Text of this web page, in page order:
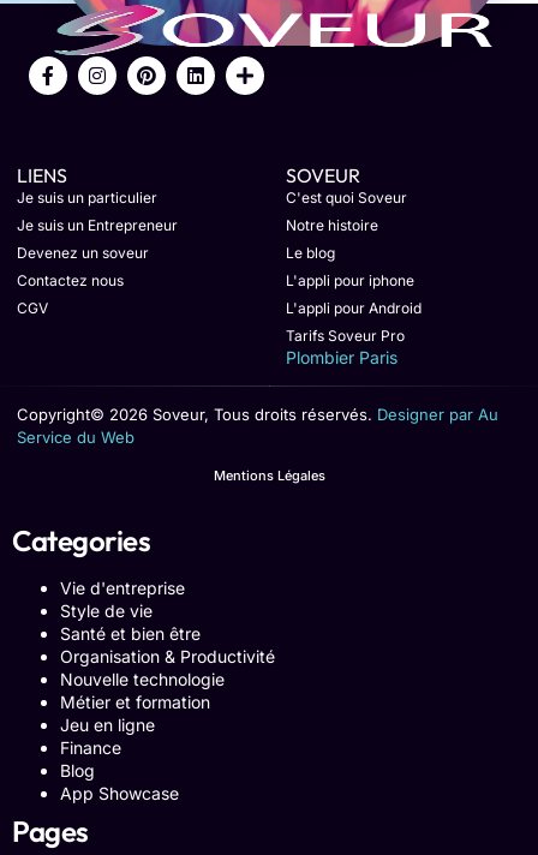
LIENS
Je suis un particulier
Je suis un Entrepreneur
Devenez un soveur
Contactez nous
CGV
SOVEUR
C'est quoi Soveur
Notre histoire
Le blog
L'appli pour iphone
L'appli pour Android
Tarifs Soveur Pro
Plombier Paris
Copyright© 2026 Soveur, Tous droits réservés. Designer par Au
Service du Web
Mentions Légales
Categories
Vie d'entreprise
Style de vie
Santé et bien être
Organisation & Productivité
Nouvelle technologie
Métier et formation
Jeu en ligne
Finance
Blog
App Showcase
Pages